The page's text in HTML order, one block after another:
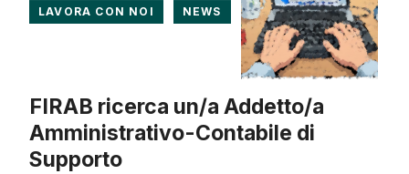
LAVORA CON NOI NEWS
FIRAB ricerca un/a Addetto/a
Amministrativo-Contabile di
Supporto